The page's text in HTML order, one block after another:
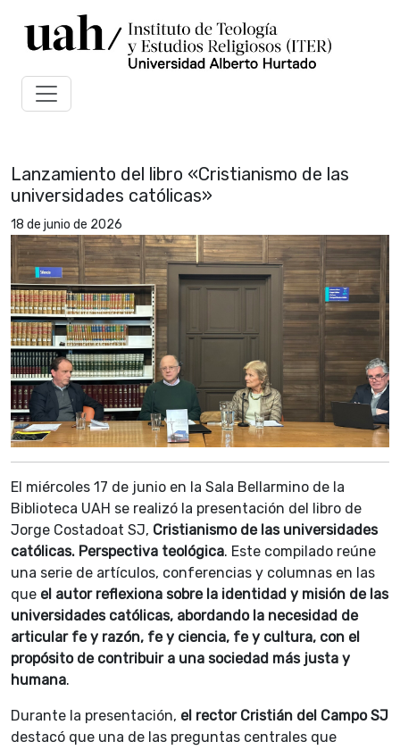
Lanzamiento del libro «Cristianismo de las
universidades católicas»
18 de junio de 2026
El miércoles 17 de junio en la Sala Bellarmino de la
Biblioteca UAH se realizó la presentación del libro de
Jorge Costadoat SJ, Cristianismo de las universidades
católicas. Perspectiva teológica. Este compilado reúne
una serie de artículos, conferencias y columnas en las
que el autor reflexiona sobre la identidad y misión de las
universidades católicas, abordando la necesidad de
articular fe y razón, fe y ciencia, fe y cultura, con el
propósito de contribuir a una sociedad más justa y
humana.
Durante la presentación, el rector Cristián del Campo SJ
destacó que una de las preguntas centrales que